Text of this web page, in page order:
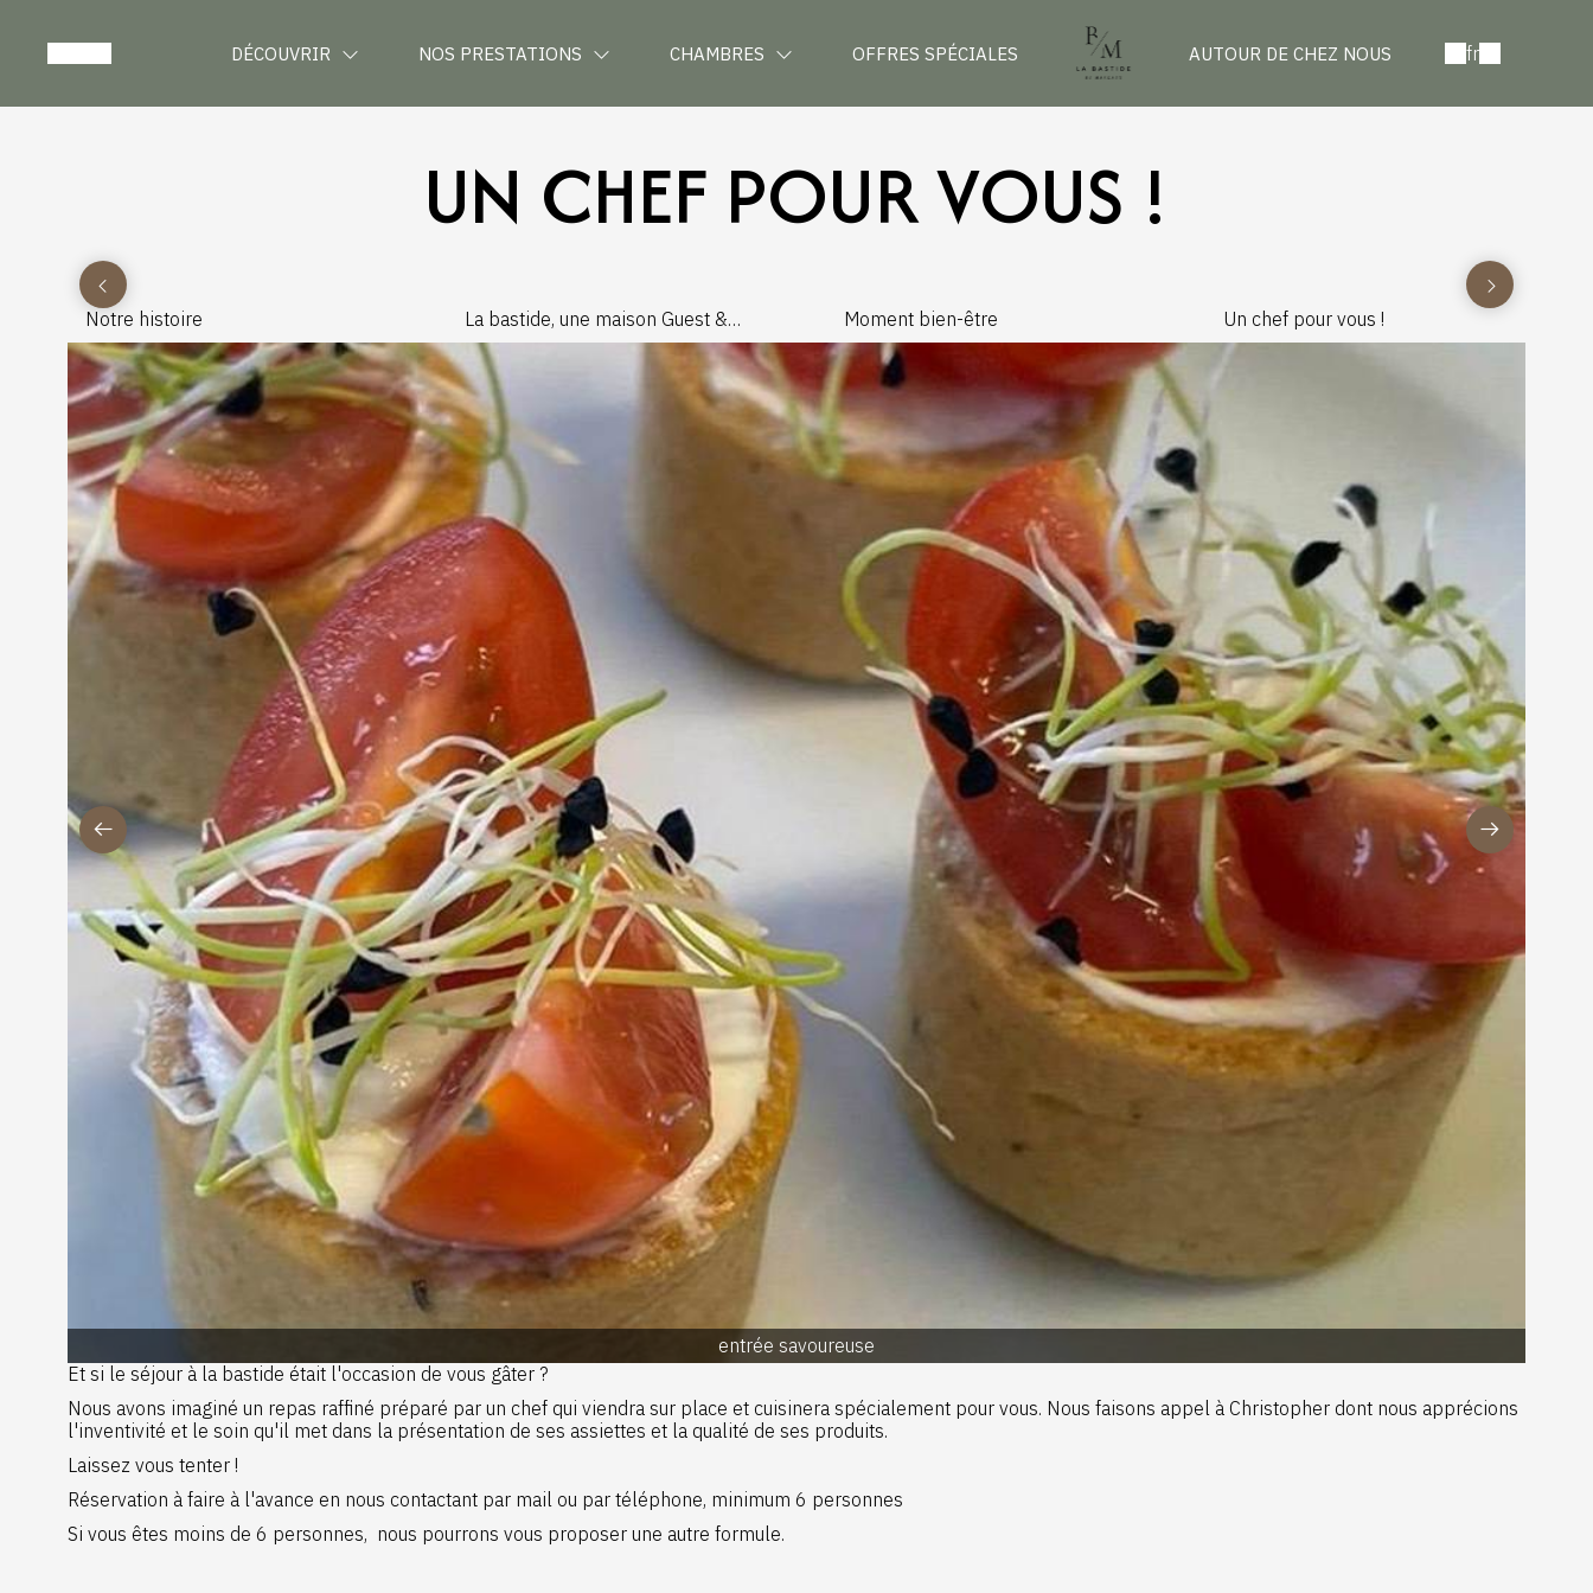
DÉCOUVRIR NOS PRESTATIONS CHAMBRES OFFRES SPÉCIALES AUTOUR DE CHEZ NOUS fr
UN CHEF POUR VOUS !
Notre histoire
La bastide, une maison Guest &
House
Moment bien-être Un chef pour vous !
entrée savoureuse
Et si le séjour à la bastide était l'occasion de vous gâter ?
Nous avons imaginé un repas raffiné préparé par un chef qui viendra sur place et cuisinera spécialement pour vous. Nous faisons appel à Christopher dont nous apprécions
l'inventivité et le soin qu'il met dans la présentation de ses assiettes et la qualité de ses produits.
Laissez vous tenter !
Réservation à faire à l'avance en nous contactant par mail ou par téléphone, minimum 6 personnes
Si vous êtes moins de 6 personnes, nous pourrons vous proposer une autre formule.